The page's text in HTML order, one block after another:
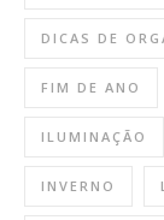
DICAS DE
FIM DE ANO
ILUMINAÇÃO
INVERNO